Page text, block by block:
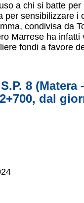
a chi si batte
per sensibilizzare
condivisa da
Marrese ha
fondi a favore
8
dal